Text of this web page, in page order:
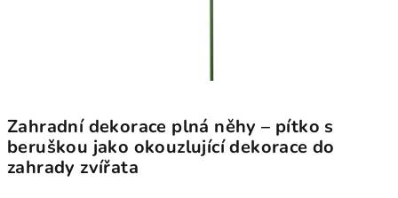
Zahradní dekorace plná něhy – pítko s
beruškou jako okouzlující dekorace do
zahrady zvířata